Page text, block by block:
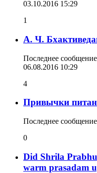
03.10.2016 15:29
1
А. Ч.
Последнее
06.08.2016 10:29
4
Привычки
Последнее
0
Did Shrila
warm prasadam